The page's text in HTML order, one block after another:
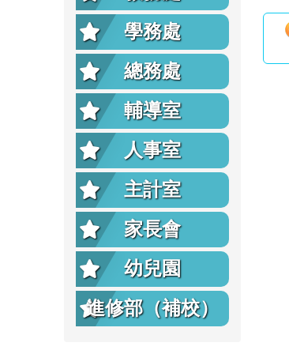
學務處
總務處
輔導室
人事室
主計室
家長會
幼兒園
進修部（補校）